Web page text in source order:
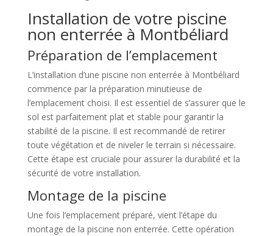
Installation de votre piscine
non enterrée à Montbéliard
Préparation de l’emplacement
L’installation d’une piscine non enterrée à Montbéliard
commence par la préparation minutieuse de
l’emplacement choisi. Il est essentiel de s’assurer que le
sol est parfaitement plat et stable pour garantir la
stabilité de la piscine. Il est recommandé de retirer
toute végétation et de niveler le terrain si nécessaire.
Cette étape est cruciale pour assurer la durabilité et la
sécurité de votre installation.
Montage de la piscine
Une fois l’emplacement préparé, vient l’étape du
montage de la piscine non enterrée. Cette opération